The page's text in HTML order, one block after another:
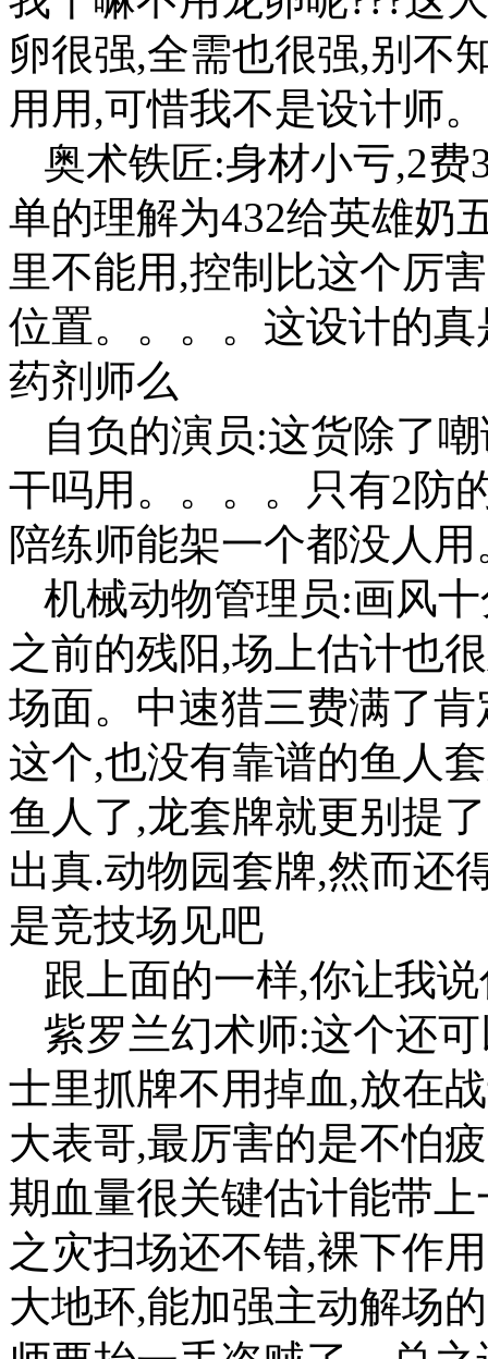
卵很强,全需也很强,别不
用用,可惜我不是设计师。
奥术铁匠:身材小亏,2
单的理解为432给英雄奶
里不能用,控制比这个厉
位置。。。。这设计的
药剂师么
自负的演员:这货除了
干吗用。。。。只有2防
陪练师能架一个都没人
机械动物管理员:画风
之前的残阳,场上估计也
场面。中速猎三费满了
这个,也没有靠谱的鱼人
鱼人了,龙套牌就更别提
出真.动物园套牌,然而还
是竞技场见吧
跟上面的一样,你让我
紫罗兰幻术师:这个还
士里抓牌不用掉血,放在
大表哥,最厉害的是不怕
期血量很关键估计能带
之灾扫场还不错,裸下作
大地环,能加强主动解场